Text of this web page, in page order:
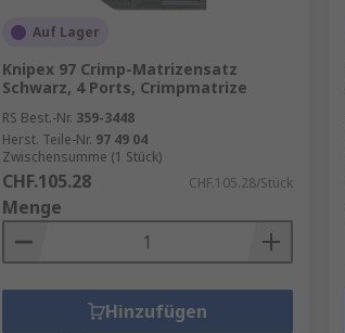
Auf Lager
Knipex 97 Crimp-Matrizensatz
Schwarz, 4 Ports, Crimpmatrize
RS Best.-Nr. 359-3448
Herst. Teile-Nr. 97 49 04
Zwischensumme (1 Stück)
CHF.105.28 CHF.105.28/Stück
Menge
Hinzufügen